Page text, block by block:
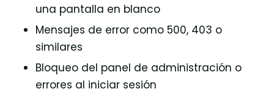
una pantalla en blanco
Mensajes de error como 500, 403 o
similares
Bloqueo del panel de administración o
errores al iniciar sesión